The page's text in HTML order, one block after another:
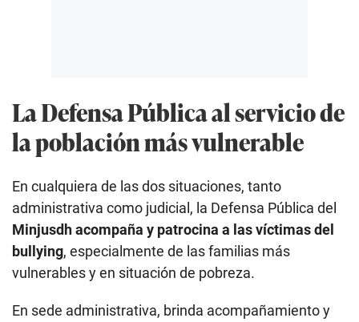
La Defensa Pública al servicio de
la población más vulnerable
En cualquiera de las dos situaciones, tanto
administrativa como judicial, la Defensa Pública del
Minjusdh acompaña y patrocina a las víctimas del
bullying, especialmente de las familias más
vulnerables y en situación de pobreza.
En sede administrativa, brinda acompañamiento y